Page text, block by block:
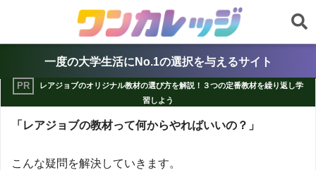
一度の大学生活にNo.1の選択を与えるサイト
レアジョブのオリジナル教材の選び方を解説！３つの定番教材を繰り返し学
習しよう
「レアジョブの教材って何からやればいいの？」
こんな疑問を解決していきます。